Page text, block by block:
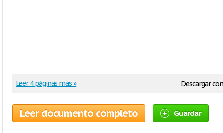
Descargar
Leer 4 páginas más »
Leer documento completo Guardar